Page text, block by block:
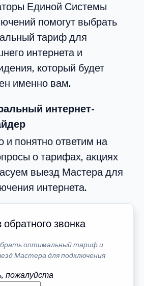
Единой Системы
помогут выбрать
тариф для
интернета и
который будет
именно вам.
интернет-
и понятно ответим на
о тарифах, акциях
выезд Мастера для
интернета.
обратного звонка
оптимальный тариф и
Мастера для подключения
пожалуйста